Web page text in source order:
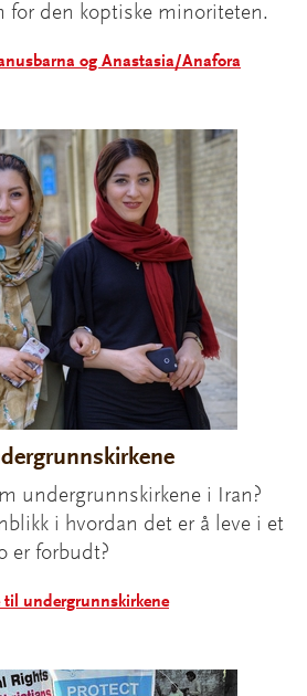
for den koptiske minoriteten.
og Anastasia/Anafora
undergrunnskirkene i Iran?
i hvordan det er å leve i et
er forbudt?
til undergrunnskirkene